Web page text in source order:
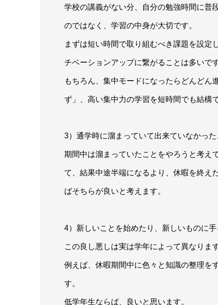
学校の講義がない分、自分の勉強時間に普
のではなく、学習の中身が大切です。
まずは短い時間で取り組むべき課題を設定
チベーションアップに繋がることは多いで
もちろん、集中モードになったらどんどん
ず」、高い集中力の学習を短時間でも結構
3）通学時に溜まっていて出来ていなかっ
期間中は溜まっていたことをやろうと考え
て、結果中途半端になるより、休暇を終え
ばそちらが良いと考えます。
4）新しいことを始めたり、新しいものに
この良し悪しは実は学年によって異なりま
例えば、休暇期間中に色々と知識の整理を
す。
低学年生ならば、良いと思います。